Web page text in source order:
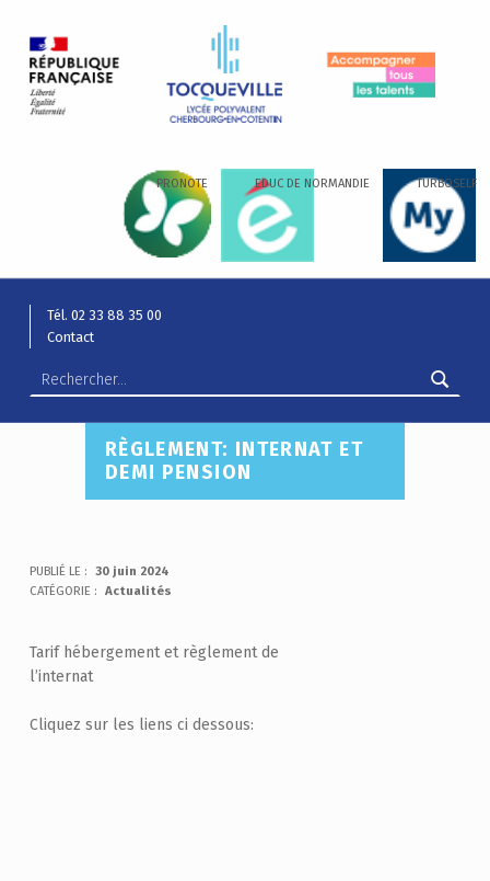
PRONOTE EDUC DE NORMANDIE TURBOSELF
Tél. 02 33 88 35 00
Contact
RÈGLEMENT: INTERNAT ET
DEMI PENSION
PUBLIÉ LE : 30 juin 2024
CATÉGORIE : Actualités
Tarif hébergement et règlement de
l’internat
Cliquez sur les liens ci dessous: